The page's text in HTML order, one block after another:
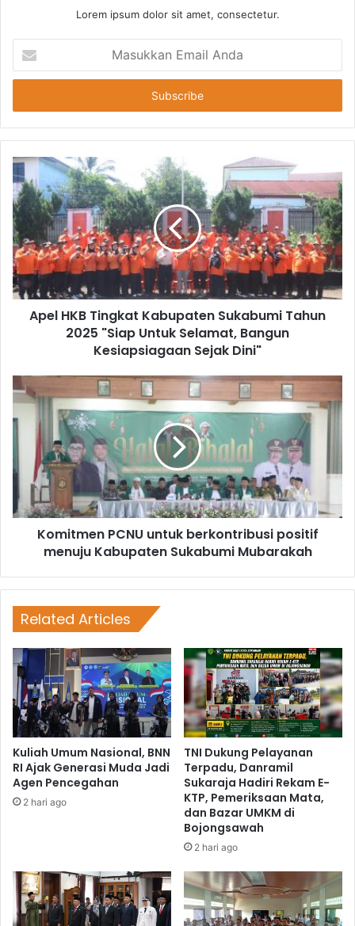
Lorem ipsum dolor sit amet, consectetur.
Email
Anda
Apel HKB Tingkat Kabupaten Sukabumi Tahun
2025 "Siap Untuk Selamat, Bangun
Kesiapsiagaan Sejak Dini"
Komitmen PCNU untuk berkontribusi positif
menuju Kabupaten Sukabumi Mubarakah
Related Articles
Kuliah Umum Nasional, BNN
RI Ajak Generasi Muda Jadi
Agen Pencegahan
2 hari ago
TNI Dukung Pelayanan
Terpadu, Danramil
Sukaraja Hadiri Rekam E-
KTP, Pemeriksaan Mata,
dan Bazar UMKM di
Bojongsawah
2 hari ago